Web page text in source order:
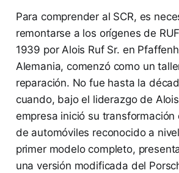
Para comprender al SCR, es
remontarse a los orígenes de
1939 por Alois Ruf Sr. en
Alemania, comenzó como un
reparación. No fue hasta la
cuando, bajo el liderazgo de
empresa inició su
de automóviles reconocido a
primer modelo completo,
una versión modificada del